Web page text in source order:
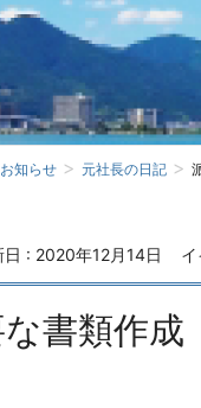
お知らせ 元社長の日記
日 : 2020年12月14日
書類作成